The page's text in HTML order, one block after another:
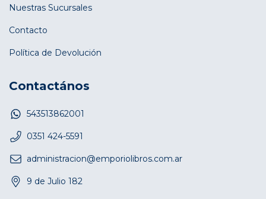
Nuestras Sucursales
Contacto
Política de Devolución
Contactános
543513862001
0351 424-5591
administracion@emporiolibros.com.ar
9 de Julio 182